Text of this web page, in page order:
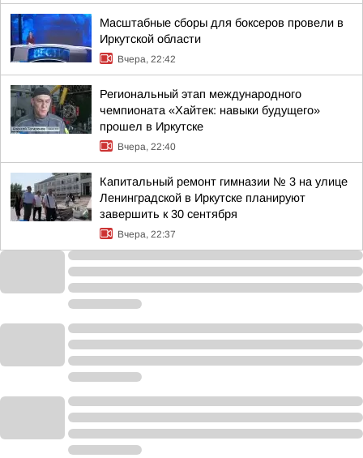
Масштабные сборы для боксеров провели в
Иркутской области
Вчера, 22:42
Региональный этап международного
чемпионата «Хайтек: навыки будущего»
прошел в Иркутске
Вчера, 22:40
Капитальный ремонт гимназии № 3 на улице
Ленинградской в Иркутске планируют
завершить к 30 сентября
Вчера, 22:37